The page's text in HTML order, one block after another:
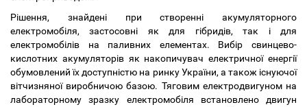
Рішення, знайдені при створенні акумуляторного
електромобіля, застосовні як для гібридів, так і для
електромобілів на паливних елементах. Вибір свинцево-
кислотних акумуляторів як накопичувач електричної енергії
обумовлений їх доступністю на ринку України, а також існуючої
вітчизняної виробничою базою. Тяговим електродвигуном на
лабораторному зразку електромобіля встановлено двигун